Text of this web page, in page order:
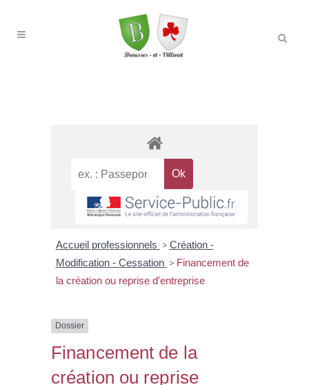
Accueil professionnels > Création -
Modification - Cessation > Financement de
la création ou reprise d'entreprise
Dossier
Financement de la
création ou reprise